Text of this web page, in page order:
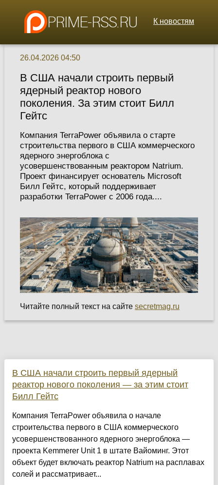
К новостям
26.04.2026 04:50
В США начали строить первый
ядерный реактор нового
поколения. За этим стоит Билл
Гейтс
Компания TerraPower объявила о старте
строительства первого в США коммерческого
ядерного энергоблока с
усовершенствованным реактором Natrium.
Проект финансирует основатель Microsoft
Билл Гейтс, который поддерживает
разработки TerraPower с 2006 года....
Читайте полный текст на сайте secretmag.ru
В США начали строить первый ядерный
реактор нового поколения — за этим стоит
Билл Гейтс
Компания TerraPower объявила о начале
строительства первого в США коммерческого
усовершенствованного ядерного энергоблока —
проекта Kemmerer Unit 1 в штате Вайоминг. Этот
объект будет включать реактор Natrium на расплавах
солей и рассматривает...